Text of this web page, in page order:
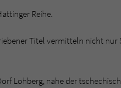
Reihe.
Titel vermitteln nicht nur
Lohberg, nahe der